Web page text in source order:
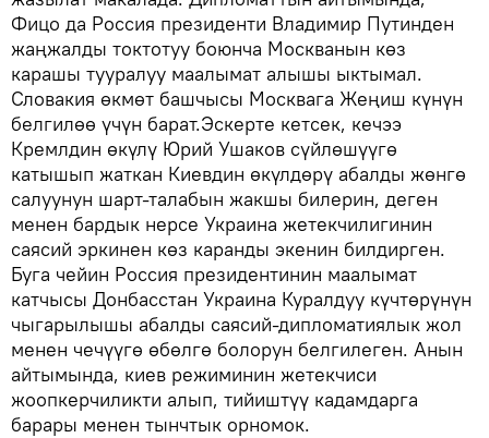
Фицо да Россия президенти Владимир Путинден
жаңжалды токтотуу боюнча Москванын көз
карашы тууралуу маалымат алышы ыктымал.
Словакия өкмөт башчысы Москвага Жеңиш күнүн
белгилөө үчүн барат.Эскерте кетсек, кечээ
Кремлдин өкүлү Юрий Ушаков сүйлөшүүгө
катышып жаткан Киевдин өкүлдөрү абалды жөнгө
салуунун шарт-талабын жакшы билерин, деген
менен бардык нерсе Украина жетекчилигинин
саясий эркинен көз каранды экенин билдирген.
Буга чейин Россия президентинин маалымат
катчысы Донбасстан Украина Куралдуу күчтөрүнүн
чыгарылышы абалды саясий-дипломатиялык жол
менен чечүүгө өбөлгө болорун белгилеген. Анын
айтымында, киев режиминин жетекчиси
жоопкерчиликти алып, тийиштүү кадамдарга
барары менен тынчтык орномок.